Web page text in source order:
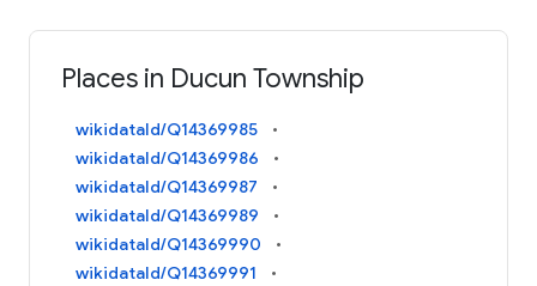
Places in Ducun Township
wikidataId/Q14369985
wikidataId/Q14369986
wikidataId/Q14369987
wikidataId/Q14369989
wikidataId/Q14369990
wikidataId/Q14369991